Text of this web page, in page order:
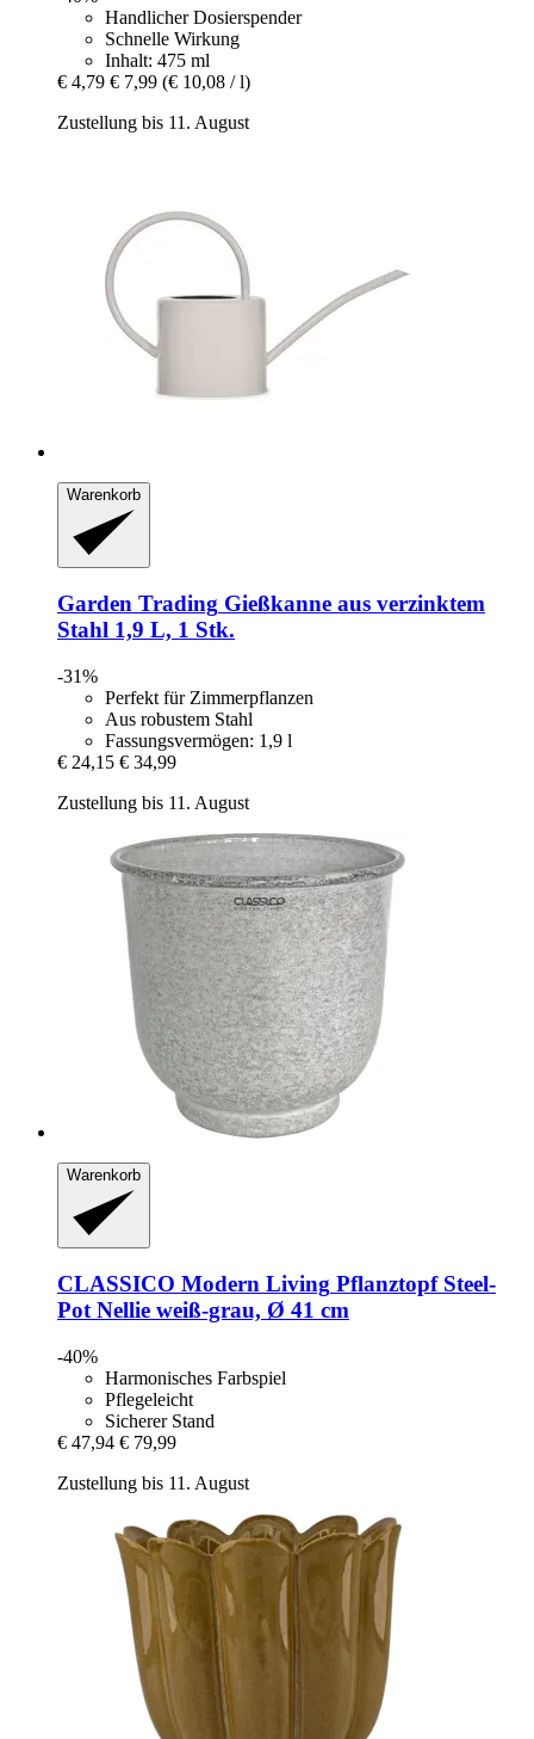
Handlicher Dosierspender
Schnelle Wirkung
Inhalt: 475 ml
€ 4,79 € 7,99 (€ 10,08 / l)
Zustellung bis 11. August
Warenkorb
Garden Trading Gießkanne aus verzinktem
Stahl 1,9 L, 1 Stk.
-31%
Perfekt für Zimmerpflanzen
Aus robustem Stahl
Fassungsvermögen: 1,9 l
€ 24,15 € 34,99
Zustellung bis 11. August
Warenkorb
CLASSICO Modern Living Pflanztopf Steel-​
Pot Nellie weiß-​grau, Ø 41 cm
-40%
Harmonisches Farbspiel
Pflegeleicht
Sicherer Stand
€ 47,94 € 79,99
Zustellung bis 11. August